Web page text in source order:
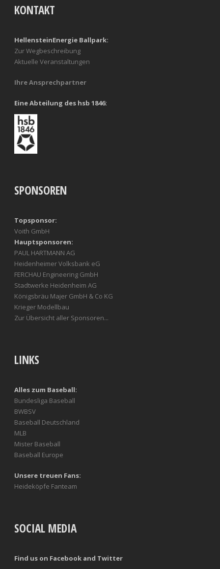
KONTAKT
HellensteinEnergie Ballpark:
Zur Wegbeschreibung
Aktuelle Veranstaltungen
Ihre Ansprechpartner
Eine Abteilung des hsb 1846:
SPONSOREN
Topsponsor:
Voith GmbH
Hauptsponsoren:
PAUL HARTMANN AG
Heidenheimer Volksbank eG
FERCHAU Engineering GmbH
Stadtwerke Heidenheim AG
Königsbräu Majer GmbH & Co KG
Krieger Modellbau
Zur Übersicht aller Sponsoren...
LINKS
Alles zum Baseball:
Bundesliga Baseball
BWBSV
Baseball Deutschland
MLB
Mister Baseball
Baseball Europe
Unsere treuen Fans:
Heideköpfe Fanteam
SOCIAL MEDIA
Find us on Facebook and Twitter